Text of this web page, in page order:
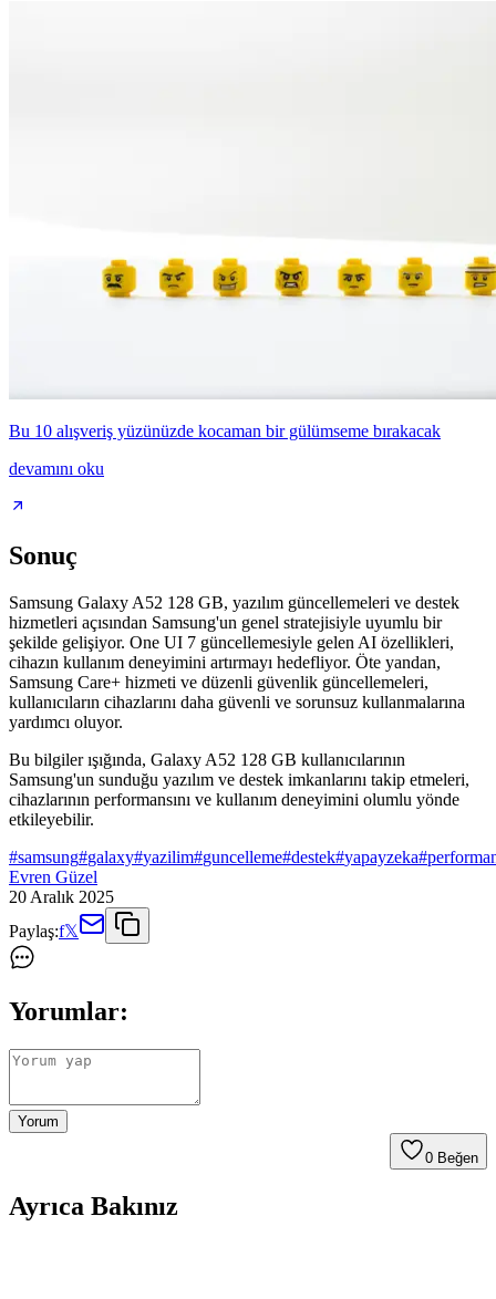
Bu 10 alışveriş yüzünüzde kocaman bir gülümseme bırakacak
devamını oku
Sonuç
Samsung Galaxy A52 128 GB, yazılım güncellemeleri ve destek
hizmetleri açısından Samsung'un genel stratejisiyle uyumlu bir
şekilde gelişiyor. One UI 7 güncellemesiyle gelen AI özellikleri,
cihazın kullanım deneyimini artırmayı hedefliyor. Öte yandan,
Samsung Care+ hizmeti ve düzenli güvenlik güncellemeleri,
kullanıcıların cihazlarını daha güvenli ve sorunsuz kullanmalarına
yardımcı oluyor.
Bu bilgiler ışığında, Galaxy A52 128 GB kullanıcılarının
Samsung'un sunduğu yazılım ve destek imkanlarını takip etmeleri,
cihazlarının performansını ve kullanım deneyimini olumlu yönde
etkileyebilir.
#samsung#galaxy#yazilim#guncelleme#destek#yapayzeka#
Evren Güzel
20 Aralık 2025
Paylaş:f𝕏
Yorumlar:
Yorum
0 Beğen
Ayrıca Bakınız